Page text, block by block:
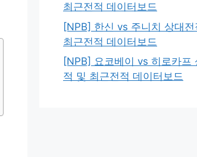
최근전적 데이터보드
[NPB] 한신 vs 주니치 상대전
최근전적 데이터보드
[NPB] 요코베이 vs 히로카프
적 및 최근전적 데이터보드